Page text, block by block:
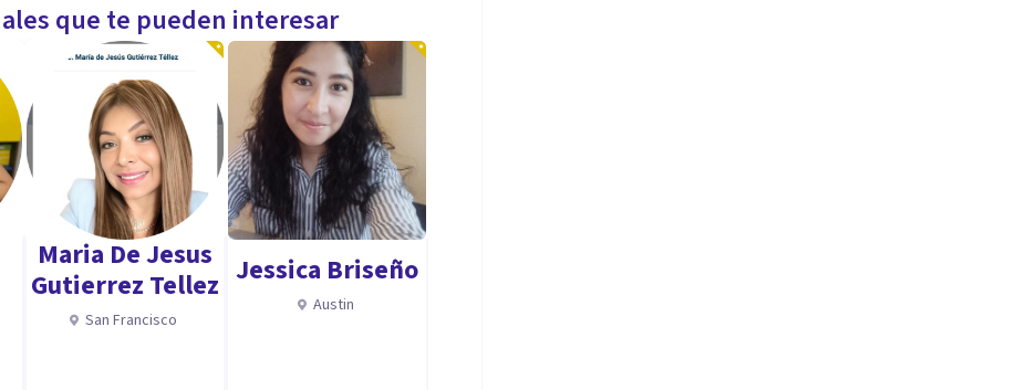
que te pueden interesar
Maria De Jesus
Gutierrez Tellez
San Francisco
Jessica Briseño
Austin